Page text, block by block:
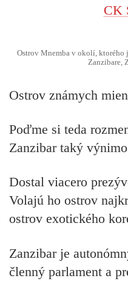
Ostrov Mnemba v okolí, ktorého
Zanzibare,
Ostrov známych mien
Poďme si teda
Zanzibar taký
Dostal viacero
Volajú ho ostrov
ostrov exotického
Zanzibar je
členný parlament a